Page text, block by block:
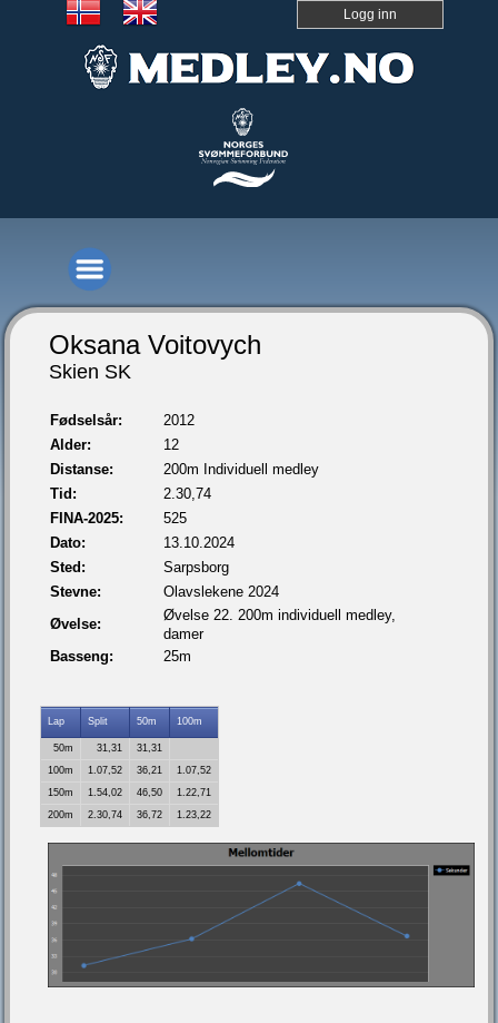
Logg inn
Oksana Voitovych
Skien SK
Fødselsår:
2012
Alder:
12
Distanse:
200m Individuell medley
Tid:
2.30,74
FINA-2025:
525
Dato:
13.10.2024
Sted:
Sarpsborg
Stevne:
Olavslekene 2024
Øvelse:
Øvelse 22. 200m individuell medley,
damer
Basseng:
25m
Lap Split 50m 100m
50m 31,31
31,31
100m
1.07,52 36,21
1.07,52
150m
1.54,02 46,50
1.22,71
200m
2.30,74 36,72 1.23,22